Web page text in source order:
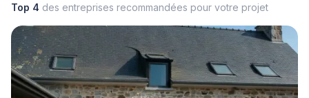
Top 4 des entreprises recommandées pour votre projet